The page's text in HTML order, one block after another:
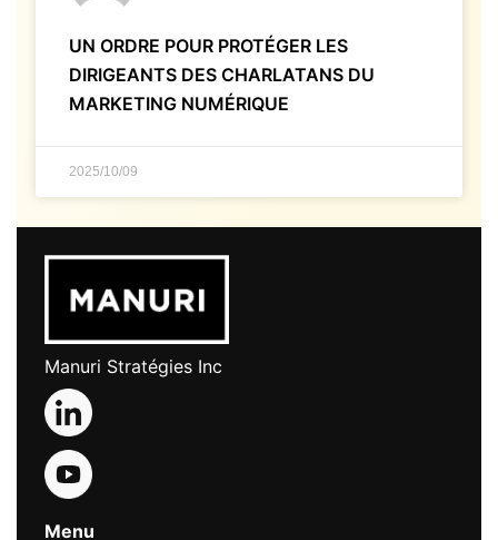
UN ORDRE POUR PROTÉGER LES
DIRIGEANTS DES CHARLATANS DU
MARKETING NUMÉRIQUE
2025/10/09
Manuri Stratégies Inc
Menu